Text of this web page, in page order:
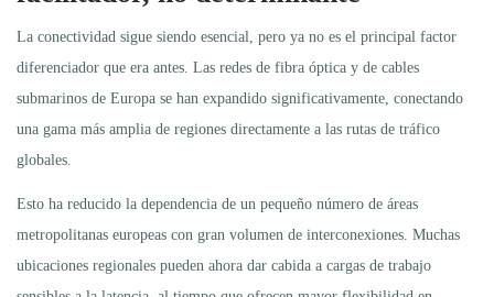
La conectividad sigue siendo esencial, pero ya no es el principal factor
diferenciador que era antes. Las redes de fibra óptica y de cables
submarinos de Europa se han expandido significativamente, conectando
una gama más amplia de regiones directamente a las rutas de tráfico
globales.
Esto ha reducido la dependencia de un pequeño número de áreas
metropolitanas europeas con gran volumen de interconexiones. Muchas
ubicaciones regionales pueden ahora dar cabida a cargas de trabajo